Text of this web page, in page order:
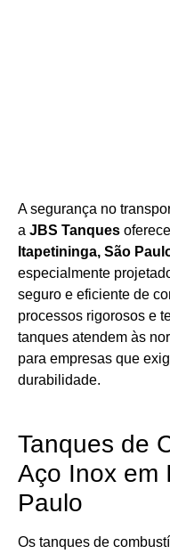
A segurança no
a JBS Tanques oferece
Itapetininga, São
especialmente
seguro e eficiente de
processos rigorosos e
tanques atendem às
para empresas que
durabilidade.
Tanques de
Aço Inox em
Paulo
Os tanques de